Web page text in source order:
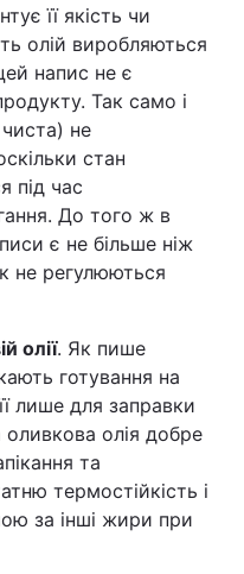
її якість чи
олій виробляються
напис не є
Так само і
не
стан
під час
До того ж в
є не більше ніж
не регулюються
олії. Як пише
готування на
лише для заправки
оливкова олія добре
та
термостійкість і
за інші жири при